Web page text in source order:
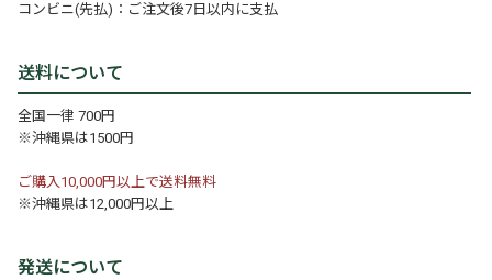
コンビニ(先払)：ご注文後7日以内に支払
送料について
全国一律 700円
※沖縄県は1500円
ご購入10,000円以上で送料無料
※沖縄県は12,000円以上
発送について